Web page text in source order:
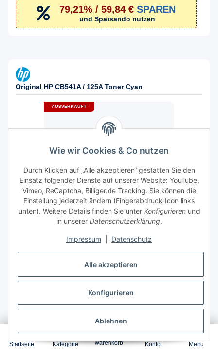
79,21% / 59,84 € SPAREN
und Sparsando nutzen
Original HP CB541A / 125A Toner Cyan
AUSVERKAUFT
808736839181
1.400Seiten
Bestellung innerhalb
13 Stunden 19 Minuten
Startseite Kategorie
0
warenkorb Konto Menu
Wie wir Cookies & Co nutzen
Durch Klicken auf „Alle akzeptieren“ gestatten Sie den
Einsatz folgender Dienste auf unserer Website: YouTube,
Vimeo, ReCaptcha, Billiger.de Tracking. Sie können die
Einstellung jederzeit ändern (Fingerabdruck-Icon links
unten). Weitere Details finden Sie unter Konfigurierenund
in unserer Datenschutzerklärung.
Impressum Datenschutz
Alle akzeptieren
Konfigurieren
Ablehnen